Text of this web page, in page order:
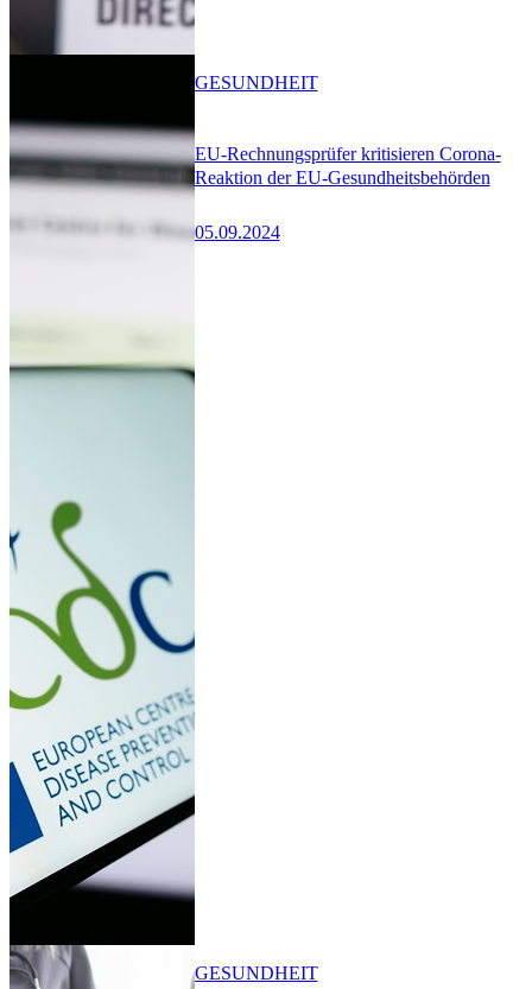
EU-Rechnungsprüfer kritisieren Corona-
Reaktion der EU-Gesundheitsbehörden
05.09.2024
GESUNDHEIT
GESUNDHEIT